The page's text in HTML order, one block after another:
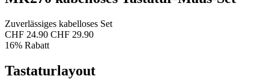
Zuverlässiges kabelloses Set
CHF 24.90 CHF 29.90
16% Rabatt
Tastaturlayout